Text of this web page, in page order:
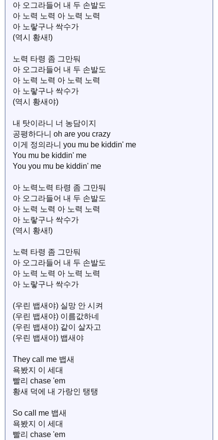
아 오그라들어 내 두 손발도
아 노력 노력 아 노력 노력
아 노랗구나 싹수가
(역시 황새!)
노력 타령 좀 그만둬
아 오그라들어 내 두 손발도
아 노력 노력 아 노력 노력
아 노랗구나 싹수가
(역시 황새야)
내 탓이라니 너 농담이지
공평하다니 oh are you crazy
이게 정의라니 you mu be kiddin' me
You mu be kiddin' me
You you mu be kiddin' me
아 노력노력 타령 좀 그만둬
아 오그라들어 내 두 손발도
아 노력 노력 아 노력 노력
아 노랗구나 싹수가
(역시 황새!)
노력 타령 좀 그만둬
아 오그라들어 내 두 손발도
아 노력 노력 아 노력 노력
아 노랗구나 싹수가
(우린 뱁새야) 실망 안 시켜
(우린 뱁새야) 이름값하네
(우린 뱁새야) 같이 살자고
(우린 뱁새야) 뱁새야
They call me 뱁새
욕봤지 이 세대
빨리 chase 'em
황새 덕에 내 가랑인 탱탱
So call me 뱁새
욕봤지 이 세대
빨리 chase 'em